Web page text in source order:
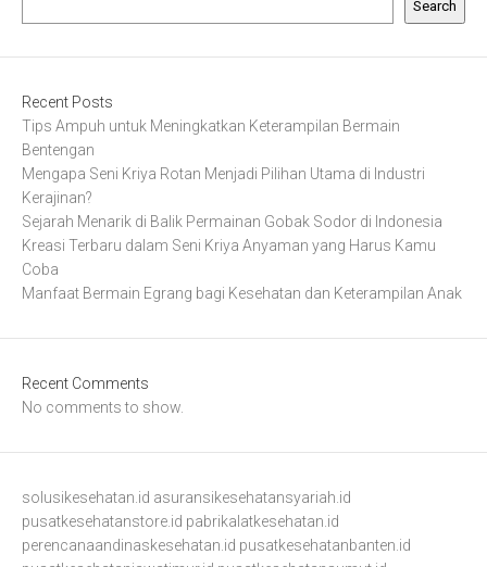
Search
Recent Posts
Tips Ampuh untuk Meningkatkan Keterampilan Bermain
Bentengan
Mengapa Seni Kriya Rotan Menjadi Pilihan Utama di Industri
Kerajinan?
Sejarah Menarik di Balik Permainan Gobak Sodor di Indonesia
Kreasi Terbaru dalam Seni Kriya Anyaman yang Harus Kamu
Coba
Manfaat Bermain Egrang bagi Kesehatan dan Keterampilan Anak
Recent Comments
No comments to show.
solusikesehatan.id asuransikesehatansyariah.id
pusatkesehatanstore.id pabrikalatkesehatan.id
perencanaandinaskesehatan.id pusatkesehatanbanten.id